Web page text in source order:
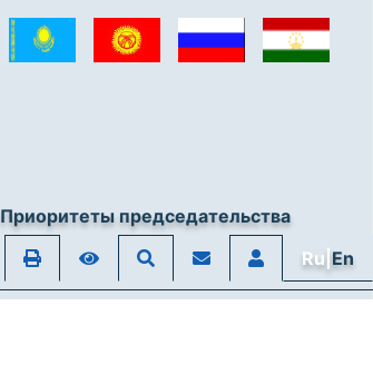
Приоритеты председательства
Ru|En